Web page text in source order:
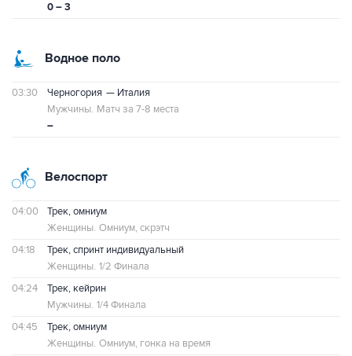
0 – 3
Водное поло
03:30 Черногория — Италия
–
Мужчины. Матч за 7-8 места
Велоспорт
04:00
Трек, омниум
Женщины. Омниум, скрэтч
04:18
Трек, спринт индивидуальный
Женщины. 1/2 Финала
04:24
Трек, кейрин
Мужчины. 1/4 Финала
04:45
Трек, омниум
Женщины. Омниум, гонка на время